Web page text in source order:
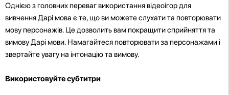
Однією з головних переваг використання відеоігор для
вивчення Дарі мова є те, що ви можете слухати та повторювати
мову персонажів. Це дозволить вам покращити сприйняття та
вимову Дарі мови. Намагайтеся повторювати за персонажами і
звертайте увагу на інтонацію та вимову.
Використовуйте субтитри